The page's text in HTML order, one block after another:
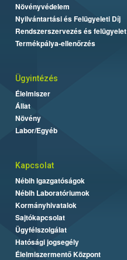
Növényvédelem
Nyilvántartási és Felügyeleti Díj
Rendszerszervezés és felügyelet
Termékpálya-ellenőrzés
Ügyintézés
Élelmiszer
Állat
Növény
Labor/Egyéb
Kapcsolat
Nébih Igazgatóságok
Nébih Laboratóriumok
Kormányhivatalok
Sajtókapcsolat
Ügyfélszolgálat
Hatósági jogsegély
Élelmiszermentő Központ